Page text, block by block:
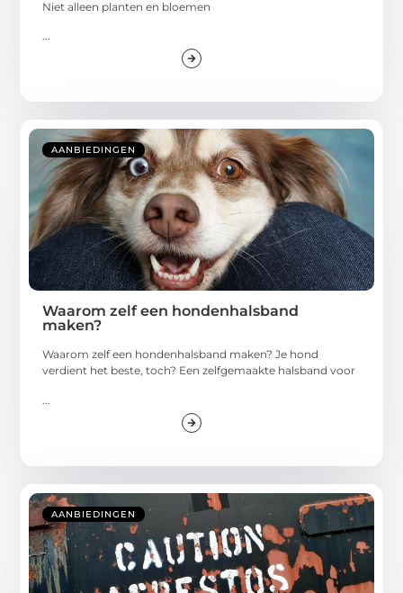
Niet alleen planten en bloemen
...
AANBIEDINGEN
Waarom zelf een hondenhalsband
maken?
Waarom zelf een hondenhalsband maken? Je hond
verdient het beste, toch? Een zelfgemaakte halsband voor
AANBIEDINGEN